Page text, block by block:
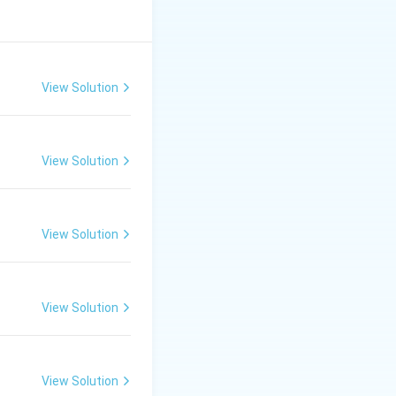
की उचित व्यवस्था है
सुविधाएँ नहीं हैं।
कटाई-छँटाई, और
View Solution
View Solution
View Solution
View Solution
View Solution